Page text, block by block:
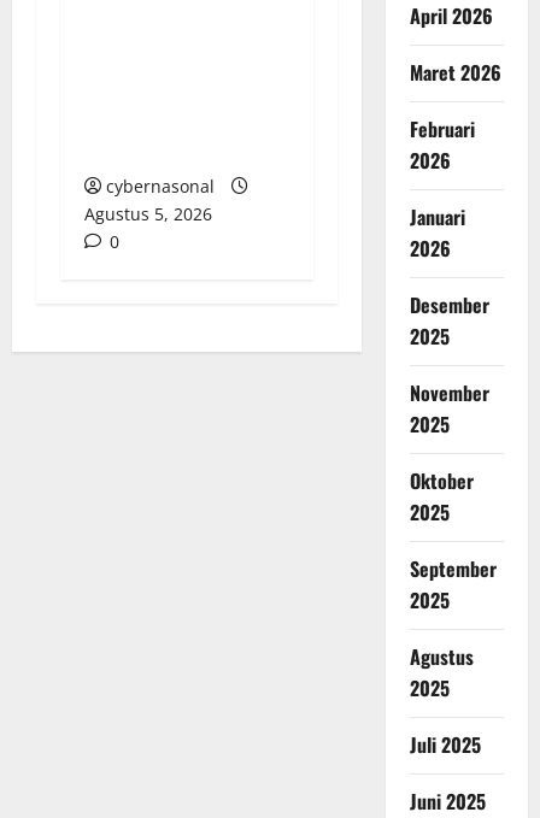
cybernasonal
Agustus 5, 2026
0
April 2026
Maret 2026
Februari
2026
Januari
2026
Desember
2025
November
2025
Oktober
2025
September
2025
Agustus
2025
Juli 2025
Juni 2025